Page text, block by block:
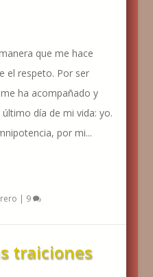
que me hace
el respeto. Por ser
ha acompañado y
día de mi vida: yo.
por mi...
| 9
traiciones